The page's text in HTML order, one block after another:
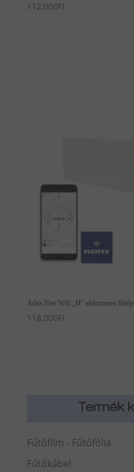
112,000Ft
Adax Neo Wifi „H” elektromos
118,000Ft
Termék
Fűtőfilm - Fűtőfólia
Fűtőkábel